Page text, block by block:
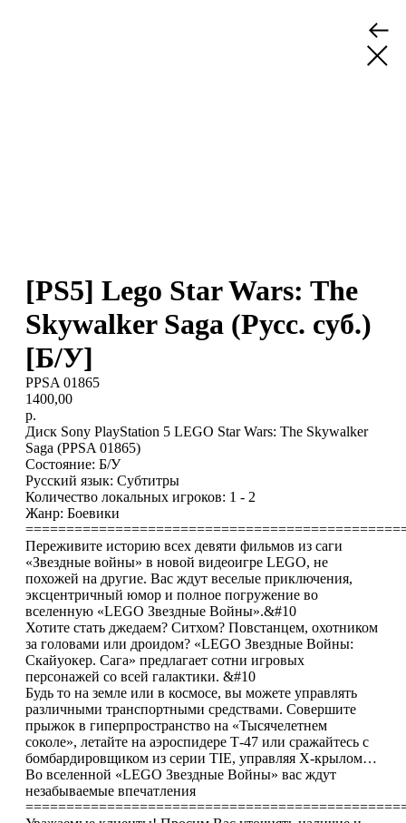
[PS5] Lego Star Wars: The
Skywalker Saga (Русс. суб.)
[Б/У]
PPSA 01865
1400,00
р.
Диск Sony PlayStation 5 LEGO Star Wars: The Skywalker
Saga (PPSA 01865)
Состояние: Б/У
Русский язык: Субтитры
Количество локальных игроков: 1 - 2
Жанр: Боевики
Переживите историю всех девяти фильмов из саги
«Звездные войны» в новой видеоигре LEGO, не
похожей на другие. Вас ждут веселые приключения,
эксцентричный юмор и полное погружение во
вселенную «LEGO Звездные Войны».&#10
Хотите стать джедаем? Ситхом? Повстанцем, охотником
за головами или дроидом? «LEGO Звездные Войны:
Скайуокер. Сага» предлагает сотни игровых
персонажей со всей галактики. &#10
Будь то на земле или в космосе, вы можете управлять
различными транспортными средствами. Совершите
прыжок в гиперпространство на «Тысячелетнем
соколе», летайте на аэроспидере Т-47 или сражайтесь с
бомбардировщиком из серии TIE, управляя X-крылом…
Во вселенной «LEGO Звездные Войны» вас ждут
незабываемые впечатления